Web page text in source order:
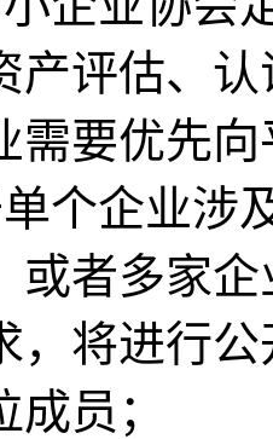
产评估、
需要优先
企业涉及
或者多家
，将进行
员；